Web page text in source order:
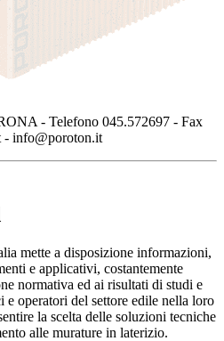
- Telefono 045.572697 - Fax
- info@poroton.it
mette a disposizione informazioni,
e applicativi, costantemente
normativa ed ai risultati di studi e
e operatori del settore edile nella loro
la scelta delle soluzioni tecniche
alle murature in laterizio.